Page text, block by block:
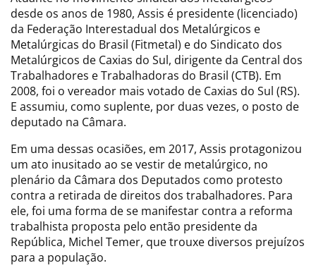
desde os anos de 1980, Assis é presidente (licenciado)
da Federação Interestadual dos Metalúrgicos e
Metalúrgicas do Brasil (Fitmetal) e do Sindicato dos
Metalúrgicos de Caxias do Sul, dirigente da Central dos
Trabalhadores e Trabalhadoras do Brasil (CTB). Em
2008, foi o vereador mais votado de Caxias do Sul (RS).
E assumiu, como suplente, por duas vezes, o posto de
deputado na Câmara.
Em uma dessas ocasiões, em 2017, Assis protagonizou
um ato inusitado ao se vestir de metalúrgico, no
plenário da Câmara dos Deputados como protesto
contra a retirada de direitos dos trabalhadores. Para
ele, foi uma forma de se manifestar contra a reforma
trabalhista proposta pelo então presidente da
República, Michel Temer, que trouxe diversos prejuízos
para a população.